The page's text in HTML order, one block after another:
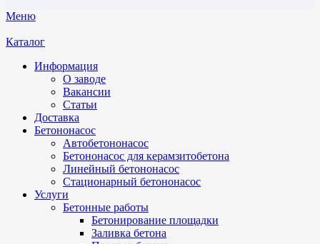
Меню
Каталог
Информация
О заводе
Вакансии
Статьи
Доставка
Бетононасос
Автобетононасос
Бетононасос для керамзитобетона
Линейный бетононасос
Стационарный бетононасос
Услуги
Бетонные работы
Бетонирование площадки
Заливка бетона